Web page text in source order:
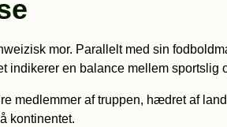
mor. Parallelt med sin
indikerer en balance mellem
medlemmer af truppen, hædret af
kontinentet.